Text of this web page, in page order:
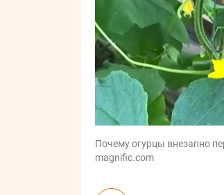
Почему огурцы внезапно
magnific.com